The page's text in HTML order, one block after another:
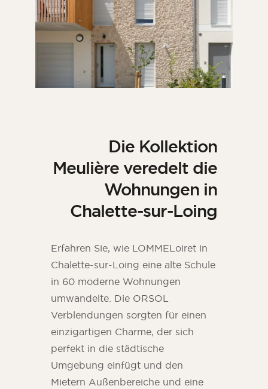
Die Kollektion
Meulière veredelt die
Wohnungen in
Chalette-sur-Loing
Erfahren Sie, wie LOMMELoiret in
Chalette-sur-Loing eine alte Schule
in 60 moderne Wohnungen
umwandelte. Die ORSOL
Verblendungen sorgten für einen
einzigartigen Charme, der sich
perfekt in die städtische
Umgebung einfügt und den
Mietern Außenbereiche und eine